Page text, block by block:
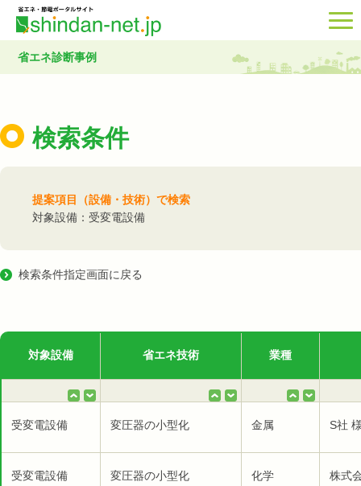
省エネ診断事例
検索条件
提案項目（設備・技術）で検索
対象設備：受変電設備
検索条件指定画面に戻る
対象設備 省エネ技術 業種
受変電設備 変圧器の小型化 金属 S社
受変電設備 変圧器の小型化 化学
株式